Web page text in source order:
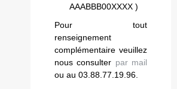
AAABBB00XXXX )
Pour tout
renseignement
complémentaire veuillez
nous consulter par mail
ou au 03.88.77.19.96.